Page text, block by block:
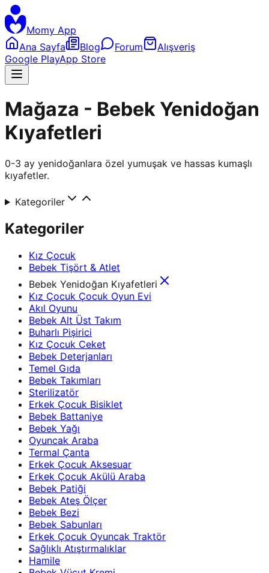
Momy App
Ana Sayfa
Blog Forum
Alışveriş
Google PlayApp Store
Mağaza - Bebek Yenidoğan
Kıyafetleri
0-3 ay yenidoğanlara özel yumuşak ve hassas kumaşlı
kıyafetler.
Kategoriler
Kategoriler
Kız Çocuk
Bebek Tişört & Atlet
Bebek Yenidoğan Kıyafetleri
Kız Çocuk Çocuk Oyun Evi
Akıl Oyunu
Bebek Alt Üst Takım
Buharlı Pişirici
Kız Çocuk Ceket
Bebek Deterjanları
Temel Gıda
Bebek Takımları
Sterilizatör
Erkek Çocuk Bisiklet
Bebek Battaniye
Bebek Yağı
Oyuncak Araba
Termal Çanta
Erkek Çocuk Aksesuar
Erkek Çocuk Akülü Araba
Bebek Patiği
Bebek Ateş Ölçer
Bebek Bezi
Bebek Sabunları
Erkek Çocuk Oyuncak Traktör
Sağlıklı Atıştırmalıklar
Hamile